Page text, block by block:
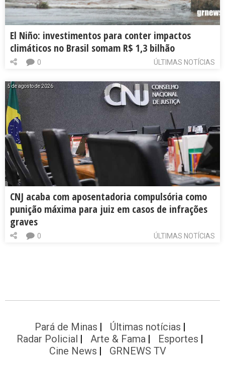
El Niño: investimentos para conter impactos
climáticos no Brasil somam R$ 1,3 bilhão
ÚLTIMAS NOTÍCIAS
0
5 de agosto de 2026
CNJ acaba com aposentadoria compulsória como
punição máxima para juiz em casos de infrações
graves
ÚLTIMAS NOTÍCIAS
0
Pará de Minas
Últimas notícias
Radar Policial
Arte & Fama
Esportes
Cine News
GRNEWS TV